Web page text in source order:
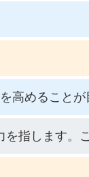
高めることが
指します。